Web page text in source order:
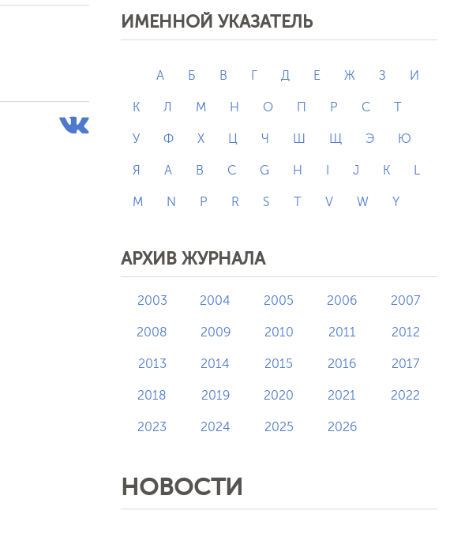
ИМЕННОЙ УКАЗАТЕЛЬ
А Б В Г Д Е Ж З И
К Л М Н О П Р С Т
У Ф Х Ц Ч Ш Щ Э Ю
Я A B C G H J K L
M N P R S T V W Y
АРХИВ ЖУРНАЛА
2003 2004 2005 2006 2007
2008 2009 2010 2011 2012
2013 2014 2015 2016 2017
2018 2019 2020 2021 2022
2023 2024 2025 2026
НОВОСТИ